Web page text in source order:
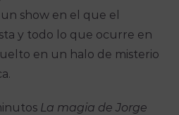
show en el que el
y todo lo que ocurre en
en un halo de misterio
La magia de Jorge